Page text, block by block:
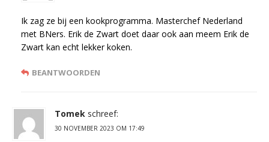
Ik zag ze bij een kookprogramma. Masterchef Nederland
met BNers. Erik de Zwart doet daar ook aan meem Erik de
Zwart kan echt lekker koken.
BEANTWOORDEN
Tomek schreef:
30 NOVEMBER 2023 OM 17:49